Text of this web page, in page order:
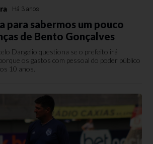
Há 3 anos
para sabermos um pouco
de Bento Gonçalves
Dargelio questiona se o prefeito irá
os gastos com pessoal do poder público
10 anos.